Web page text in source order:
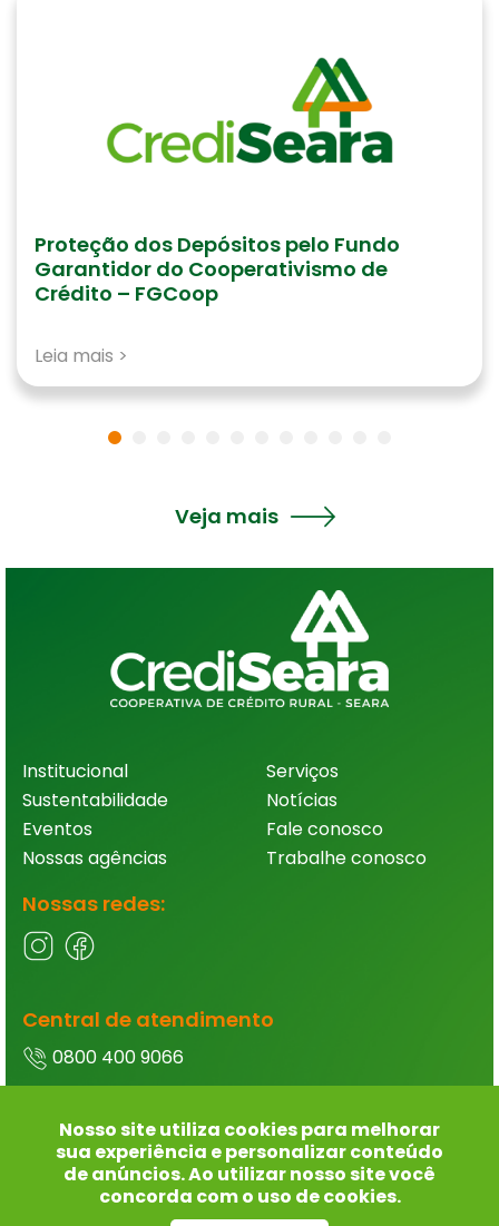
Veja mais
Proteção dos Depósitos pelo Fundo
Garantidor do Cooperativismo de
Crédito – FGCoop
Leia mais >
Institucional
Sustentabilidade
Eventos
Nossas agências
Nossas redes:
Serviços
Notícias
Fale conosco
Trabalhe conosco
Central de atendimento
0800 400 9066
0800 400 9066
Termos de uso e política de privacidade
Nosso site utiliza cookies para melhorar
sua experiência e personalizar conteúdo
de anúncios. Ao utilizar nosso site você
concorda com o uso de cookies.